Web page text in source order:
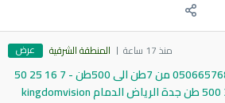
منذ 17 ساعة المنطقة الشرقية عرض
كرينات للايجار 0506657680 من 7طن الى 500طن - 7 16 25 50